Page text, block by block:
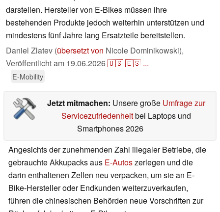
darstellen. Hersteller von E-Bikes müssen ihre
bestehenden Produkte jedoch weiterhin unterstützen und
mindestens fünf Jahre lang Ersatzteile bereitstellen.
Daniel Zlatev (übersetzt von Nicole Dominikowski),
Veröffentlicht am 19.06.2026🇺🇸🇪🇸 ...
E-Mobility
Jetzt mitmachen: Unsere große Umfrage zur
Servicezufriedenheitbei Laptops und
Smartphones 2026
Angesichts der zunehmenden Zahl illegaler Betriebe, die
gebrauchte Akkupacks aus E-Autoszerlegen und die
darin enthaltenen Zellen neu verpacken, um sie an E-
Bike-Hersteller oder Endkunden weiterzuverkaufen,
führen die chinesischen Behörden neue Vorschriften zur